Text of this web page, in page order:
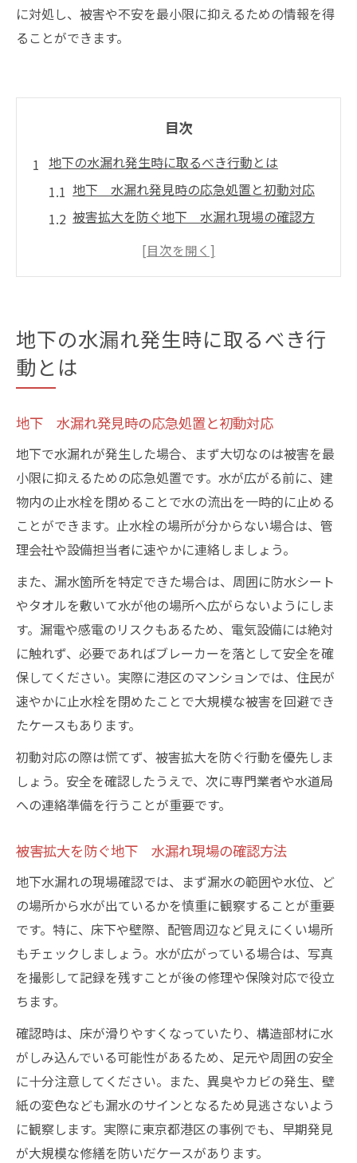
に対処し、被害や不安を最小限に抑えるための情報を得
ることができます。
目次
地下の水漏れ発生時に取るべき行動とは
地下 水漏れ発見時の応急処置と初動対応
被害拡大を防ぐ地下 水漏れ現場の確認方
手順
地下 水漏れ発生時の管理会社との連携方
地下水漏れ緊急トラブルへの適切な備え方
地下 水漏れトラブルに備える家庭の防災
対策
地下 水漏れ予防に重要な定期点検のすす
め
緊急時も安心の地下 水漏れ対応グッズの
準備
地下 水漏れ発生時に役立つ連絡先の管理
方法
地下 水漏れ時の迅速対応を目指す情報収
集術
もし地下で水漏れしたら誰に相談すべきか
地下 水漏れ時に頼れる水道局指定業者の
選択
地下 水漏れ相談先と専門業者の見分け方
地下 水漏れ時に管理会社へ相談するメリ
地下 水漏れで水道局メンテナンスセンタ
ー活用法
地下 水漏れ時の緊急連絡先を把握してお
く重要性
東京都港区で地下水漏れ修理を依頼する手順
地下 水漏れ修理依頼前に必要な準備事項
までの流れ
地下 水漏れ修理で確認すべき水道局指定
業者一覧
東京都水道局への地下 水漏れ修繕報告の
ポイント
地下の水漏れ発生時に取るべき行
動とは
地下 水漏れ発見時の応急処置と初動対応
地下で水漏れが発生した場合、まず大切なのは被害を最
小限に抑えるための応急処置です。水が広がる前に、建
物内の止水栓を閉めることで水の流出を一時的に止める
ことができます。止水栓の場所が分からない場合は、管
理会社や設備担当者に速やかに連絡しましょう。
また、漏水箇所を特定できた場合は、周囲に防水シート
やタオルを敷いて水が他の場所へ広がらないようにしま
す。漏電や感電のリスクもあるため、電気設備には絶対
に触れず、必要であればブレーカーを落として安全を確
保してください。実際に港区のマンションでは、住民が
速やかに止水栓を閉めたことで大規模な被害を回避でき
たケースもあります。
初動対応の際は慌てず、被害拡大を防ぐ行動を優先しま
しょう。安全を確認したうえで、次に専門業者や水道局
への連絡準備を行うことが重要です。
被害拡大を防ぐ地下 水漏れ現場の確認方法
地下水漏れの現場確認では、まず漏水の範囲や水位、ど
の場所から水が出ているかを慎重に観察することが重要
です。特に、床下や壁際、配管周辺など見えにくい場所
もチェックしましょう。水が広がっている場合は、写真
を撮影して記録を残すことが後の修理や保険対応で役立
ちます。
確認時は、床が滑りやすくなっていたり、構造部材に水
がしみ込んでいる可能性があるため、足元や周囲の安全
に十分注意してください。また、異臭やカビの発生、壁
紙の変色なども漏水のサインとなるため見逃さないよう
に観察します。実際に東京都港区の事例でも、早期発見
が大規模な修繕を防いだケースがあります。